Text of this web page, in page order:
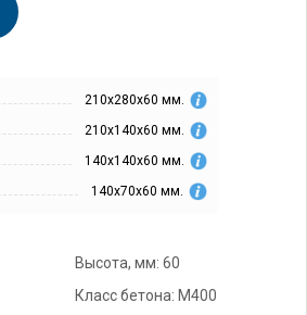
210х280х60 мм.
210х140х60 мм.
140х140х60 мм.
140х70х60 мм.
Высота, мм: 60
Класс бетона: М400